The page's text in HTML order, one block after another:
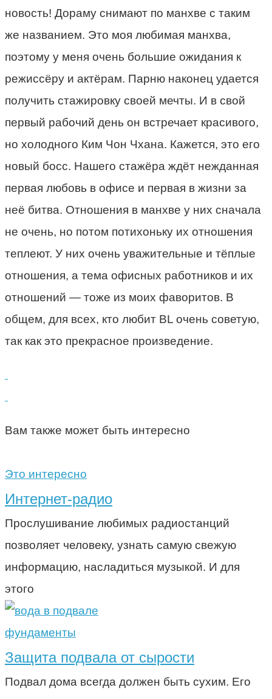
новость! Дораму снимают по манхве с таким
же названием. Это моя любимая манхва,
поэтому у меня очень большие ожидания к
режиссёру и актёрам. Парню наконец удается
получить стажировку своей мечты. И в свой
первый рабочий день он встречает красивого,
но холодного Ким Чон Чхана. Кажется, это его
новый босс. Нашего стажёра ждёт нежданная
первая любовь в офисе и первая в жизни за
неё битва. Отношения в манхве у них сначала
не очень, но потом потихоньку их отношения
теплеют. У них очень уважительные и тёплые
отношения, а тема офисных работников и их
отношений — тоже из моих фаворитов. В
общем, для всех, кто любит BL очень советую,
так как это прекрасное произведение.
Вам также может быть интересно
Это интересно
Интернет-радио
Прослушивание любимых радиостанций
позволяет человеку, узнать самую свежую
информацию, насладиться музыкой. И для
этого
фундаменты
Защита подвала от сырости
Подвал дома всегда должен быть сухим. Его